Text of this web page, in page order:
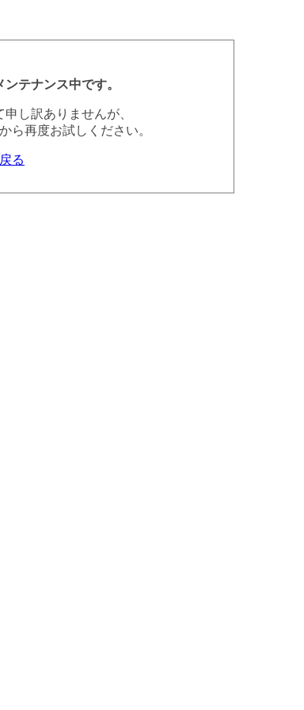
テナンス中です。
し訳ありませんが、
ら再度お試しください。
戻る